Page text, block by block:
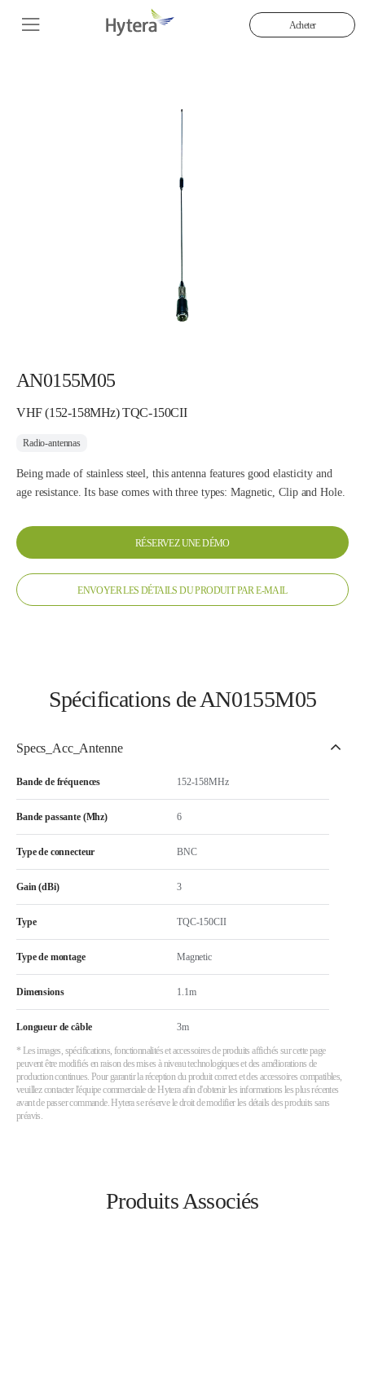
Acheter
AN0155M05
VHF (152-158MHz) TQC-150CII
Radio-antennas
Being made of stainless steel, this antenna features good elasticity and
age resistance. Its base comes with three types: Magnetic, Clip and Hole.
RÉSERVEZ UNE DÉMO
ENVOYER LES DÉTAILS DU PRODUIT PAR E-MAIL
Spécifications de AN0155M05
Specs_Acc_Antenne
Bande de fréquences 152-158MHz
Bande passante (Mhz) 6
Type de connecteur BNC
Gain (dBi) 3
Type TQC-150CII
Type de montage Magnetic
Dimensions 1.1m
Longueur de câble 3m
* Les images, spécifications, fonctionnalités et accessoires de produits affichés sur cette page
peuvent être modifiés en raison des mises à niveau technologiques et des améliorations de
production continues. Pour garantir la réception du produit correct et des accessoires compatibles,
veuillez contacter l'équipe commerciale de Hytera afin d'obtenir les informations les plus récentes
avant de passer commande. Hytera se réserve le droit de modifier les détails des produits sans
préavis.
Produits Associés